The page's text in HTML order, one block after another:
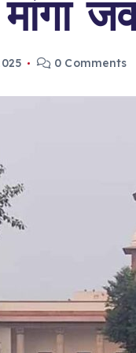
0 Comments